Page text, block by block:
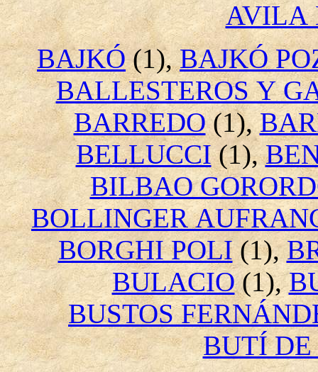
AVILA
BAJKÓ(1),BAJKÓ
BALLESTEROS Y
BARREDO(1),
BELLUCCI(1),
BILBAO
BOLLINGER
BORGHI POLI(1),
BULACIO(1),
BUSTOS
BUTÍ